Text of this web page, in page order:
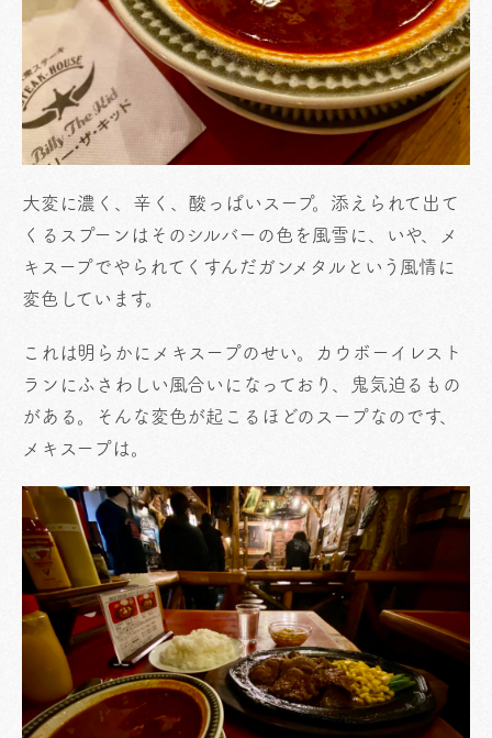
大変に濃く、辛く、酸っぱいスープ。添えられて出て
くるスプーンはそのシルバーの色を風雪に、いや、メ
キスープでやられてくすんだガンメタルという風情に
変色しています。
これは明らかにメキスープのせい。カウボーイレスト
ランにふさわしい風合いになっており、鬼気迫るもの
がある。そんな変色が起こるほどのスープなのです、
メキスープは。